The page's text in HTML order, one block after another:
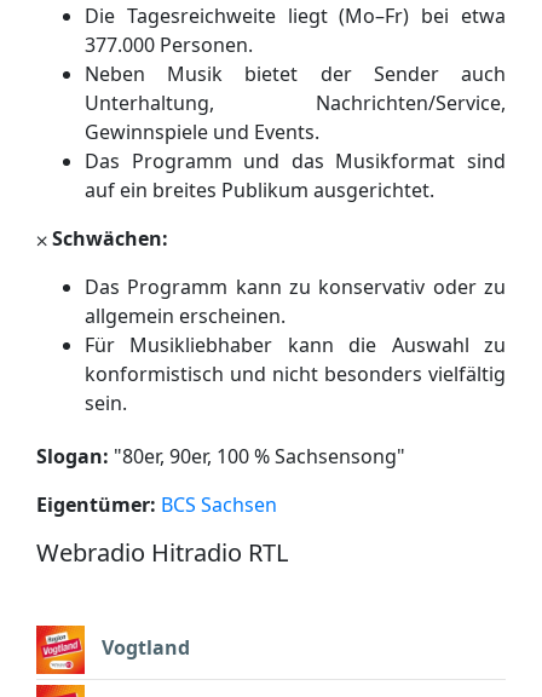
Die Tagesreichweite liegt (Mo–Fr) bei etwa
377.000 Personen.
Neben Musik bietet der Sender auch
Unterhaltung, Nachrichten/Service,
Gewinnspiele und Events.
Das Programm und das Musikformat sind
auf ein breites Publikum ausgerichtet.
⨉Schwächen:
Das Programm kann zu konservativ oder zu
allgemein erscheinen.
Für Musikliebhaber kann die Auswahl zu
konformistisch und nicht besonders vielfältig
sein.
Slogan: "80er, 90er, 100 % Sachsensong"
Eigentümer: BCS Sachsen
Webradio Hitradio RTL
Vogtland